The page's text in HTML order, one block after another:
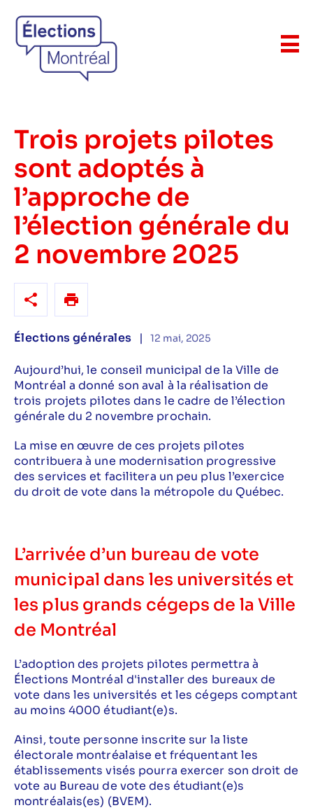
Trois projets pilotes
sont adoptés à
l’approche de
l’élection générale du
2 novembre 2025
Élections générales | 12 mai, 2025
Aujourd’hui, le conseil municipal de la Ville de
Montréal a donné son aval à la réalisation de
trois projets pilotes dans le cadre de l’élection
générale du 2 novembre prochain.
La mise en œuvre de ces projets pilotes
contribuera à une modernisation progressive
des services et facilitera un peu plus l’exercice
du droit de vote dans la métropole du Québec.
L’arrivée d’un bureau de vote
municipal dans les universités et
les plus grands cégeps de la Ville
de Montréal
L’adoption des projets pilotes permettra à
Élections Montréal d'installer des bureaux de
vote dans les universités et les cégeps comptant
au moins 4000 étudiant(e)s.
Ainsi, toute personne inscrite sur la liste
électorale montréalaise et fréquentant les
établissements visés pourra exercer son droit de
vote au Bureau de vote des étudiant(e)s
montréalais(es) (BVEM).